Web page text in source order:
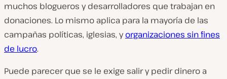
muchos blogueros y desarrolladores que trabajan en
donaciones. Lo mismo aplica para la mayoría de las
campañas políticas, iglesias, yorganizaciones sin fines
de lucro.
Puede parecer que se le exige salir y pedir dinero a